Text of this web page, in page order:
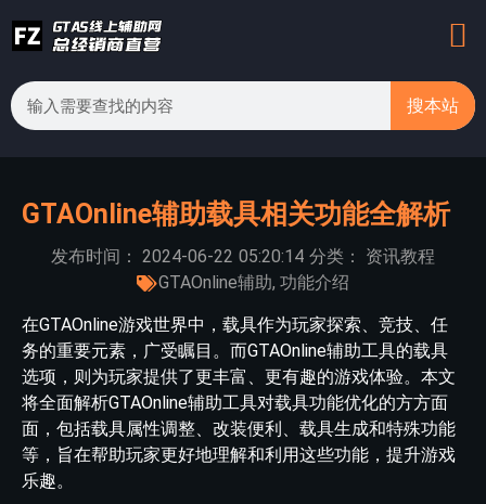
搜本站
GTAOnline辅助载具相关功能全解析
发布时间： 2024-06-22 05:20:14 分类：
资讯教程
GTAOnline辅助, 功能介绍
在GTAOnline游戏世界中，载具作为玩家探索、竞技、任
务的重要元素，广受瞩目。而GTAOnline辅助工具的载具
选项，则为玩家提供了更丰富、更有趣的游戏体验。本文
将全面解析GTAOnline辅助工具对载具功能优化的方方面
面，包括载具属性调整、改装便利、载具生成和特殊功能
等，旨在帮助玩家更好地理解和利用这些功能，提升游戏
乐趣。